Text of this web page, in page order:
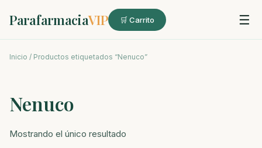
ParafarmaciaVIP 🛒 Carrito ☰
Inicio / Productos etiquetados “Nenuco”
Nenuco
Mostrando el único resultado